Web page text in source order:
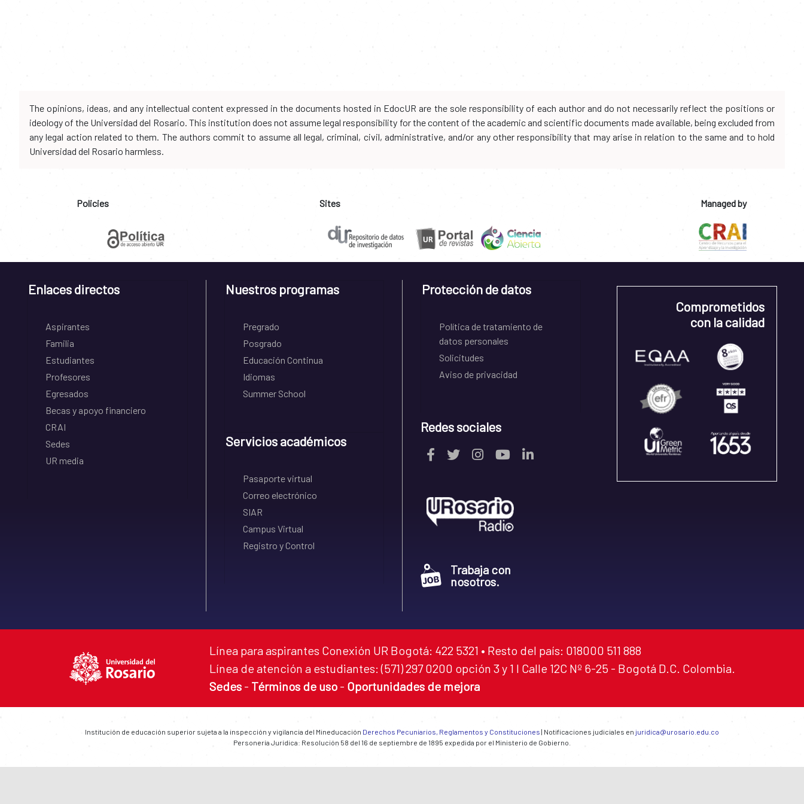
The opinions, ideas, and any intellectual content expressed in the documents hosted in EdocUR are the sole responsibility of each author and do not necessarily reflect the positions or
ideology of the Universidad del Rosario. This institution does not assume legal responsibility for the content of the academic and scientific documents made available, being excluded from
any legal action related to them. The authors commit to assume all legal, criminal, civil, administrative, and/or any other responsibility that may arise in relation to the same and to hold
Universidad del Rosario harmless.
Policies Sites Managed by
Enlaces directos
Aspirantes
Familia
Estudiantes
Profesores
Egresados
Becas y apoyo financiero
CRAI
Sedes
UR media
Nuestros programas
Pregrado
Posgrado
Educación Continua
Idiomas
Summer School
Servicios académicos
Pasaporte virtual
Correo electrónico
SIAR
Campus Virtual
Registro y Control
Protección de datos
Política de tratamiento de
datos personales
Solicitudes
Aviso de privacidad
Redes sociales
Trabaja con
nosotros.
Comprometidos
con la calidad
Línea para aspirantes Conexión UR Bogotá: 422 5321 • Resto del país: 018000 511 888
Línea de atención a estudiantes: (571) 297 0200 opción 3 y 1 I Calle 12C Nº 6-25 - Bogotá D.C. Colombia.
Sedes - Términos de uso - Oportunidades de mejora
Institución de educación superior sujeta a la inspección y vigilancia del Mineducación Derechos Pecuniarios, Reglamentos y Constituciones | Notificaciones judiciales en juridica@urosario.edu.co
Personería Jurídica: Resolución 58 del 16 de septiembre de 1895 expedida por el Ministerio de Gobierno.